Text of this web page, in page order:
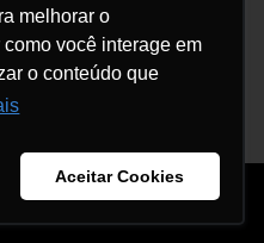
melhorar o
você interage em
o conteúdo que
Aceitar Cookies